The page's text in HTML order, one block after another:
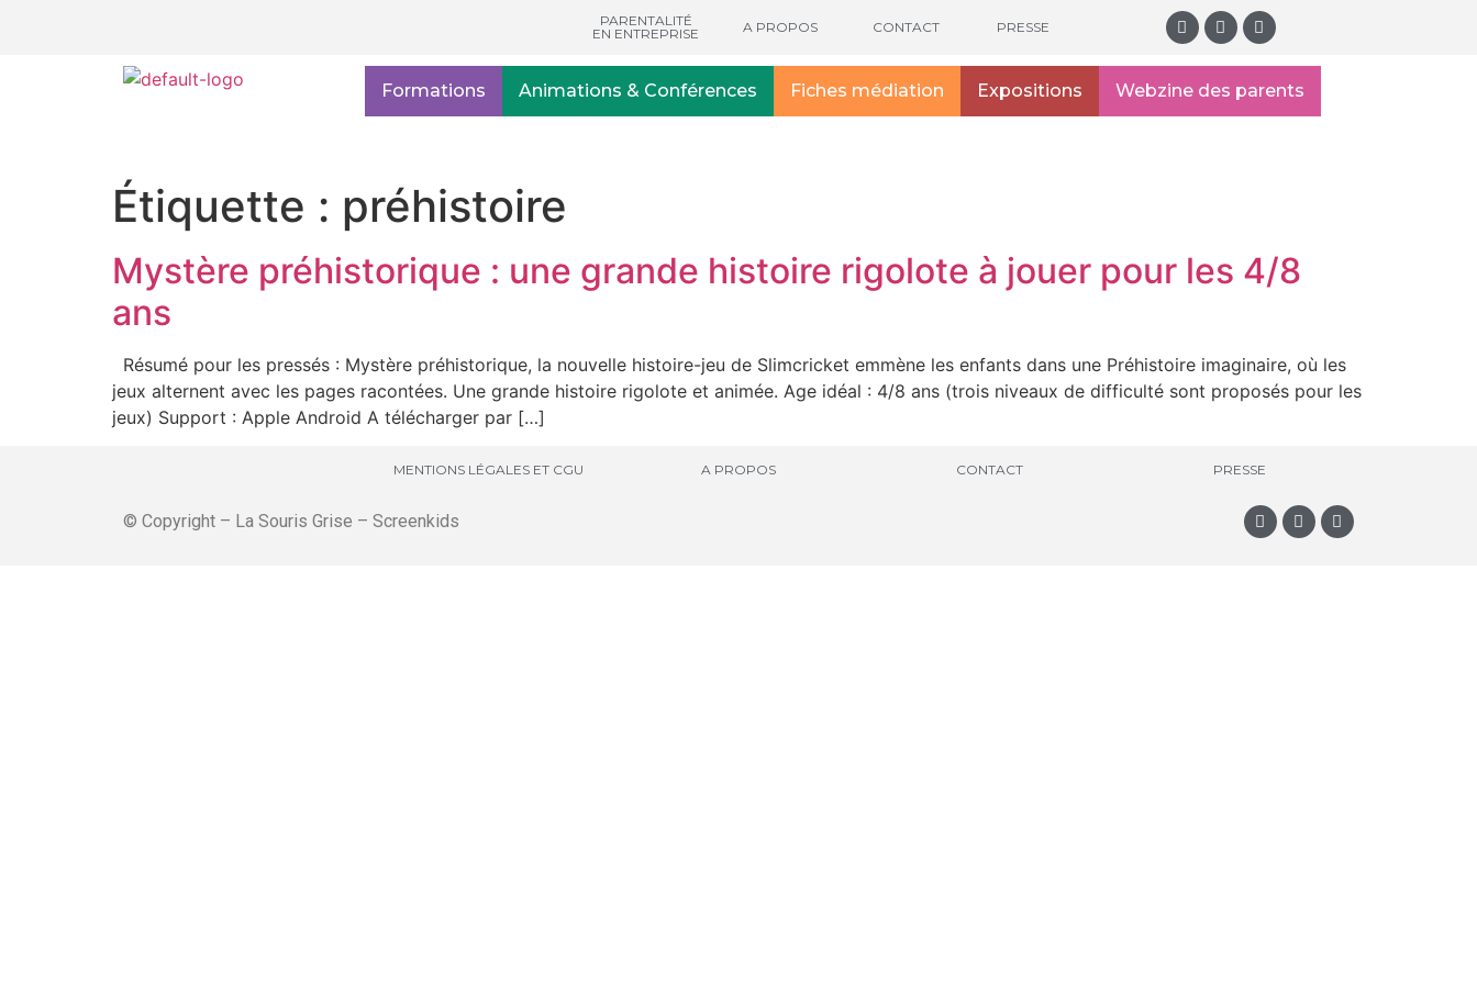
PARENTALITÉ
EN ENTREPRISE
A PROPOS CONTACT PRESSE
Formations Animations & Conférences Fiches médiation Expositions Webzine des parents
Étiquette : préhistoire
Mystère préhistorique : une grande histoire rigolote à jouer pour les 4/8
ans
Résumé pour les pressés : Mystère préhistorique, la nouvelle histoire-jeu de Slimcricket emmène les enfants dans une Préhistoire imaginaire, où les
jeux alternent avec les pages racontées. Une grande histoire rigolote et animée. Age idéal : 4/8 ans (trois niveaux de difficulté sont proposés pour les
jeux) Support : Apple Android A télécharger par […]
MENTIONS LÉGALES ET CGU A PROPOS CONTACT PRESSE
© Copyright – La Souris Grise – Screenkids